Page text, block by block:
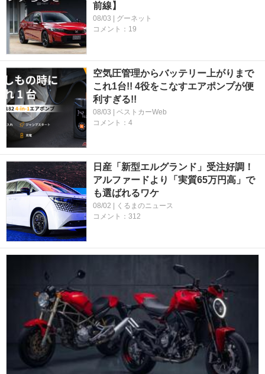
前線】
08/03 | グーネット
コメント：19
空気圧管理からバッテリー上がりまで
これ1台!! 4役をこなすエアポンプが便
利すぎる!!
08/03 | ベストカーWeb
コメント：4
日産「新型エルグランド」受注好調！
アルファードより「実質65万円高」で
も選ばれるワケ
08/02 | くるまのニュース
コメント：312